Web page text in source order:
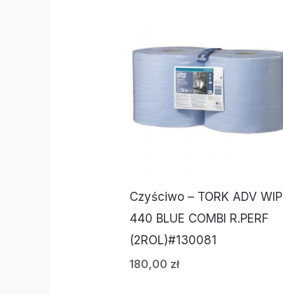
Czyściwo – TORK ADV WIP
440 BLUE COMBI R.PERF
(2ROL)#130081
180,00 zł